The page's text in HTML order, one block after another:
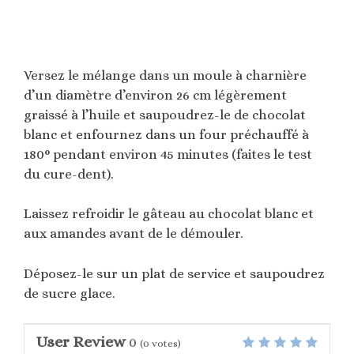
Versez le mélange dans un moule à charnière
d’un diamètre d’environ 26 cm légèrement
graissé à l’huile et saupoudrez-le de chocolat
blanc et enfournez dans un four préchauffé à
180° pendant environ 45 minutes (faites le test
du cure-dent).
Laissez refroidir le gâteau au chocolat blanc et
aux amandes avant de le démouler.
Déposez-le sur un plat de service et saupoudrez
de sucre glace.
User Review 0 (0 votes)